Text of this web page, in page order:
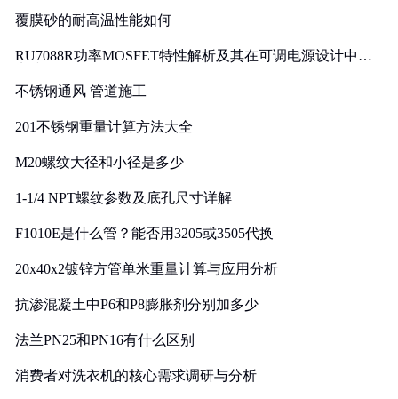
覆膜砂的耐高温性能如何
RU7088R功率MOSFET特性解析及其在可调电源设计中的
不锈钢通风 管道施工
201不锈钢重量计算方法大全
M20螺纹大径和小径是多少
1-1/4 NPT螺纹参数及底孔尺寸详解
F1010E是什么管？能否用3205或3505代换
20x40x2镀锌方管单米重量计算与应用分析
抗渗混凝土中P6和P8膨胀剂分别加多少
法兰PN25和PN16有什么区别
消费者对洗衣机的核心需求调研与分析